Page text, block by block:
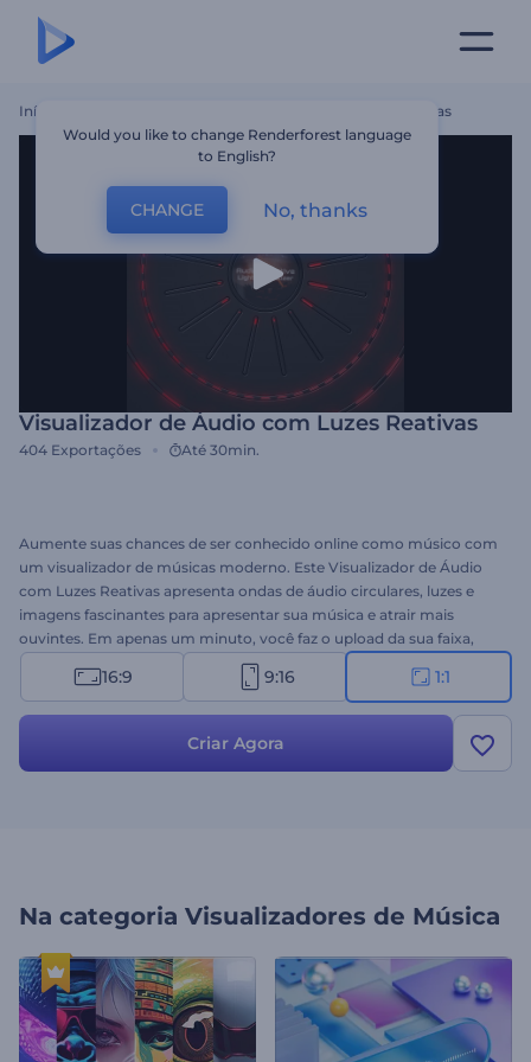
Início Visualizador De Áudio Com Luzes Reativas
Visualizador de Áudio com Luzes Reativas
404 Exportações Até 30min.
Aumente suas chances de ser conhecido online como músico com
um visualizador de músicas moderno. Este Visualizador de Áudio
com Luzes Reativas apresenta ondas de áudio circulares, luzes e
imagens fascinantes para apresentar sua música e atrair mais
ouvintes. Em apenas um minuto, você faz o upload da sua faixa,
digita seu nome e cria um visualizador de músicas moderno para
apresentar seu novo single, álbum ou faixa. Ideal para divulgação
ao vivo. Liberte sua criatividade e leve sua música ao próximo nível
com este poderoso visualizador. Dê uma chance agora!
16:9 9:16 1:1
Criar Agora
Na categoria Visualizadores de Música
Would you like to change Renderforest language
to English?
CHANGE No, thanks